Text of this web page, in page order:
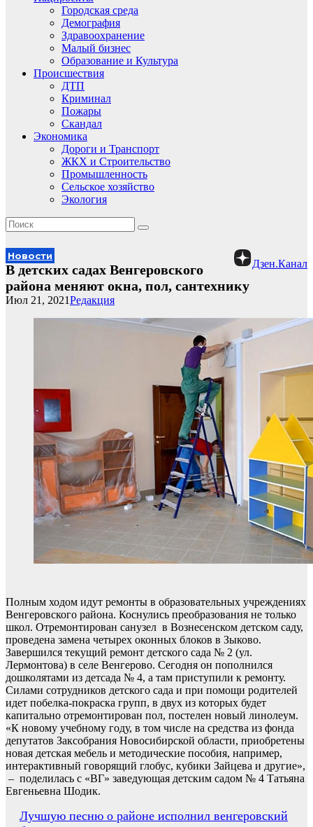
Городская среда
Демография
Здравоохранение
Малый бизнес
Образование и Культура
Происшествия
ДТП
Криминал
Пожары
Скандал
Экономика
Дороги и Транспорт
ЖКХ и Строительство
Промышленность
Сельское хозяйство
Экология
Новости
Дзен.Канал
В детских садах Венгеровского
района меняют окна, пол, сантехнику
Редакция
Июл 21, 2021
Полным ходом идут ремонты в образовательных учреждениях
Венгеровского района. Коснулись преобразования не только
школ. Отремонтирован санузел в Вознесенском детском саду,
проведена замена четырех оконных блоков в Зыково.
Завершился текущий ремонт детского сада № 2 (ул.
Лермонтова) в селе Венгерово. Сегодня он пополнился
дошколятами из детсада № 4, а там приступили к ремонту.
Силами сотрудников детского сада и при помощи родителей
идет побелка-покраска групп, в двух из которых будет
капитально отремонтирован пол, постелен новый линолеум.
«К новому учебному году, в том числе на средства из фонда
депутатов Заксобрания Новосибирской области, приобретены
новая детская мебель и методические пособия, например,
интерактивный говорящий глобус, кубики Зайцева и другие»,
– поделилась с «ВГ» заведующая детским садом № 4 Татьяна
Евгеньевна Шодик.
Навигация
Лучшую песню о районе исполнил венгеровский